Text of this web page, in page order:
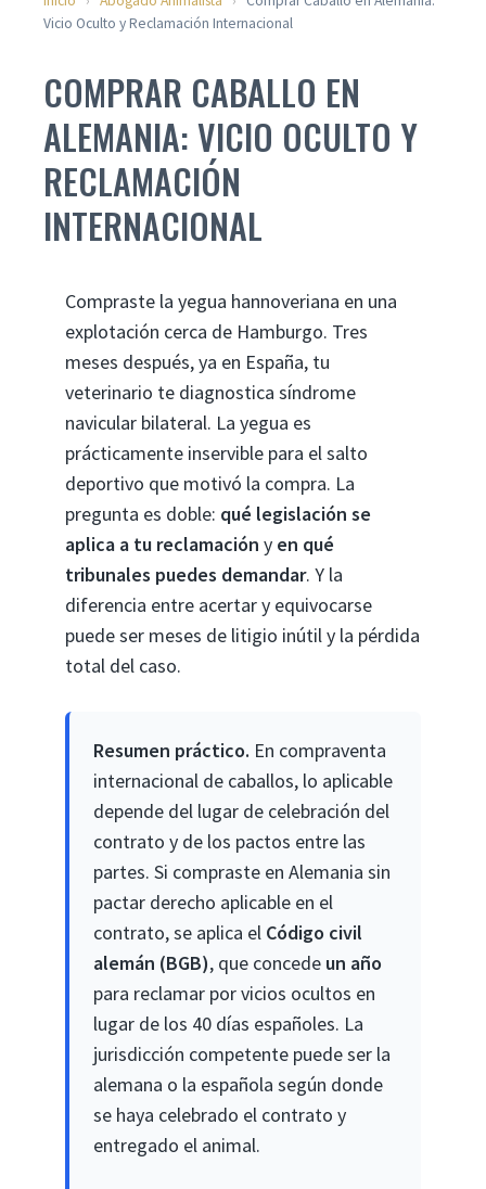
Vicio Oculto y Reclamación Internacional
COMPRAR CABALLO EN
ALEMANIA: VICIO OCULTO Y
RECLAMACIÓN
INTERNACIONAL
Compraste la yegua hannoveriana en una
explotación cerca de Hamburgo. Tres
meses después, ya en España, tu
veterinario te diagnostica síndrome
navicular bilateral. La yegua es
prácticamente inservible para el salto
deportivo que motivó la compra. La
pregunta es doble: qué legislación se
aplica a tu reclamación y en qué
tribunales puedes demandar. Y la
diferencia entre acertar y equivocarse
puede ser meses de litigio inútil y la pérdida
total del caso.
Resumen práctico. En compraventa
internacional de caballos, lo aplicable
depende del lugar de celebración del
contrato y de los pactos entre las
partes. Si compraste en Alemania sin
pactar derecho aplicable en el
contrato, se aplica el Código civil
alemán (BGB), que concede un año
para reclamar por vicios ocultos en
lugar de los 40 días españoles. La
jurisdicción competente puede ser la
alemana o la española según donde
se haya celebrado el contrato y
entregado el animal.